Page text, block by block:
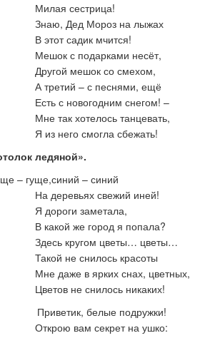
Мороз на лыжах
мчится!
несёт,
со смехом,
с песнями, ещё
снегом! –
танцевать,
сбежать!
ледяной».
– гуще,синий – синий
свежий иней!
заметала,
город я попала?
цветы… цветы…
красоты
ярких снах, цветных,
никаких!
Приветик, белые подружки!
секрет на ушко: